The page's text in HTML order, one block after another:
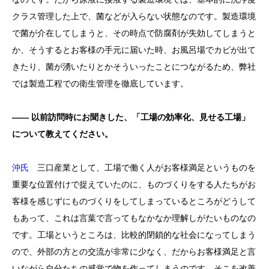
クラス管理した上で、菌などが入らない状態なのです。製造環境
で菌が介在してしまうと、その時点で防腐剤が失効してしまうと
か、そうするとお客様の手元に届いた時、お風呂場でカビが出て
きたり、菌が湧いたりとかそういったことにつながるため、弊社
では製造工程での衛生管理を徹底しています。
―― 以前訪問時にお聞きした、「工場の効率化、見せる工場」
について教えてください。
沖氏 三口産業として、工場で働く人がお客様満足というものを
重要な位置付けで捉えていたのに、ものづくりをする人たちがお
客様を感じずにものづくりをしてしまっているところがどうして
もあって、これは言葉で言ってもなかなか理解しがたいものなの
です。工場というところは、比較的閉鎖的な社会になってしまう
ので、外部の方との交流が非常に少なく、だからお客様満足と言